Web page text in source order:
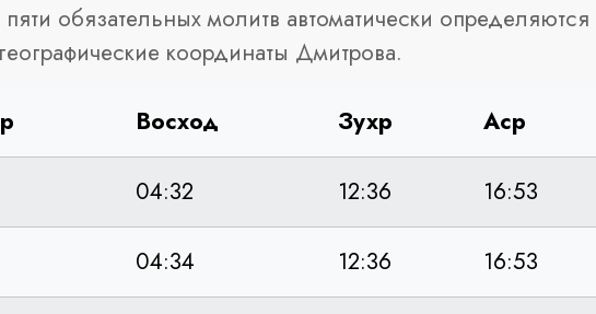
обязательных молитв автоматически
координаты Дмитрова.
Восход Зухр Аср
04:32 12:36 16:53
04:34 12:36 16:53